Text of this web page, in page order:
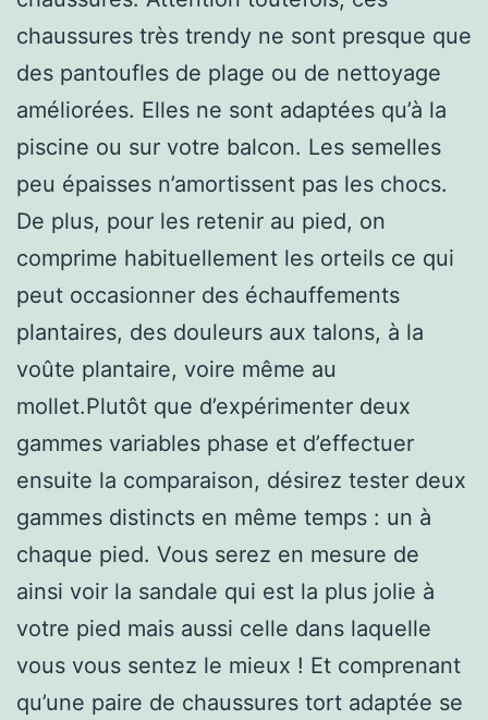
chaussures très trendy ne sont presque que
des pantoufles de plage ou de nettoyage
améliorées. Elles ne sont adaptées qu’à la
piscine ou sur votre balcon. Les semelles
peu épaisses n’amortissent pas les chocs.
De plus, pour les retenir au pied, on
comprime habituellement les orteils ce qui
peut occasionner des échauffements
plantaires, des douleurs aux talons, à la
voûte plantaire, voire même au
mollet.Plutôt que d’expérimenter deux
gammes variables phase et d’effectuer
ensuite la comparaison, désirez tester deux
gammes distincts en même temps : un à
chaque pied. Vous serez en mesure de
ainsi voir la sandale qui est la plus jolie à
votre pied mais aussi celle dans laquelle
vous vous sentez le mieux ! Et comprenant
qu’une paire de chaussures tort adaptée se